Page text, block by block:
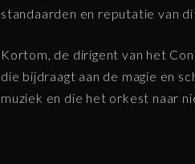
standaarden en reputatie van
Kortom, de dirigent van het
die bijdraagt aan de magie en
muziek en die het orkest naar